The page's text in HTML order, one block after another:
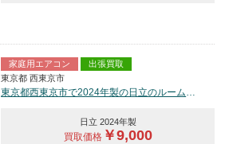
家庭用エアコン
出張買取
東京都 西東京市
日立 2024年製
買取価格￥9,000